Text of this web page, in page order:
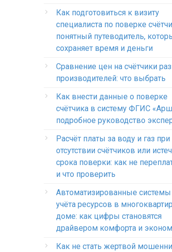
Как подготовиться к визиту
специалиста по поверке
понятный путеводитель,
сохраняет время и деньги
Сравнение цен на счётчики
производителей: что выбрать
Как внести данные о поверке
счётчика в систему ФГИС
подробное руководство
Расчёт платы за воду и газ при
отсутствии счётчиков или
срока поверки: как не
и что проверить
Автоматизированные системы
учёта ресурсов в
доме: как цифры становятся
драйвером комфорта и
Как не стать жертвой